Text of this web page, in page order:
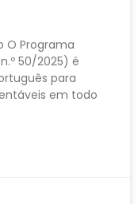
O Programa
50/2025) é
para
em todo